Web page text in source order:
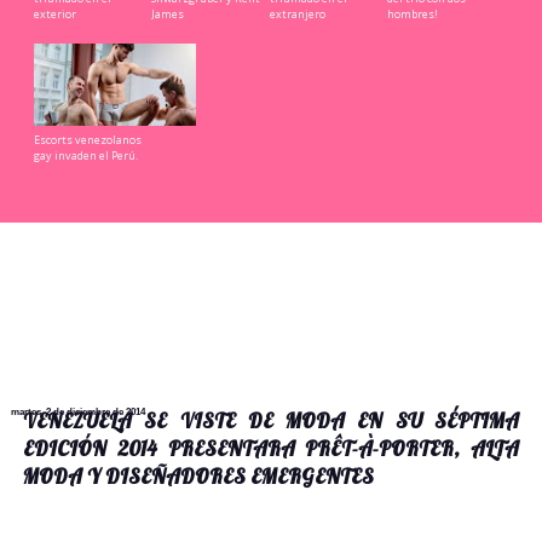
exterior
James
extranjero
hombres!
Escorts venezolanos
gay invaden el Perú.
martes, 2 de diciembre de 2014
VENEZUELA SE VISTE DE MODA EN SU SÉPTIMA
EDICIÓN 2014 PRESENTARA PRÊT-À-PORTER, ALTA
MODA Y DISEÑADORES EMERGENTES